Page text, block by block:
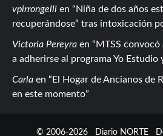
vpirrongelli en
Niña de dos años
recuperándose” tras intoxicación
Victoria Pereyra en
MTSS
a adherirse al programa Yo Estudio
Carla en
El Hogar de Ancianos de
en este momento
© 2006-2026 Diario NORTE